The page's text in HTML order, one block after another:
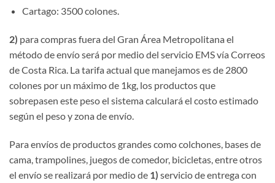
Cartago: 3500 colones.
2) para compras fuera del Gran Área Metropolitana el
método de envío será por medio del servicio EMS vía Correos
de Costa Rica. La tarifa actual que manejamos es de 2800
colones por un máximo de 1kg, los productos que
sobrepasen este peso el sistema calculará el costo estimado
según el peso y zona de envío.
Para envíos de productos grandes como colchones, bases de
cama, trampolines, juegos de comedor, bicicletas, entre otros
el envío se realizará por medio de 1) servicio de entrega con